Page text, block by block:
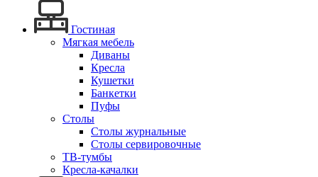
Гостиная
Мягкая мебель
Диваны
Кресла
Кушетки
Банкетки
Пуфы
Столы
Столы журнальные
Столы сервировочные
ТВ-тумбы
Кресла-качалки